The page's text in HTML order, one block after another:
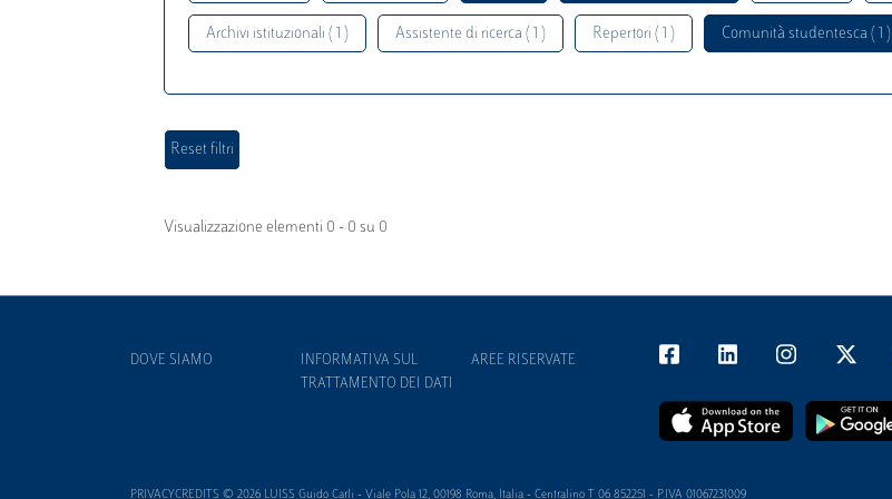
Archivi istituzionali ( 1 ) Assistente di ricerca ( 1 ) Repertori ( 1 ) Comunità studentesca ( 1 )
Visualizzazione elementi 0 - 0 su 0
DOVE SIAMO
INFORMATIVA SUL
TRATTAMENTO DEI DATI
AREE RISERVATE
PRIVACYCREDITS © 2026 LUISS Guido Carli - Viale Pola 12, 00198 Roma, Italia - Centralino T 06 852251 - P.IVA 01067231009